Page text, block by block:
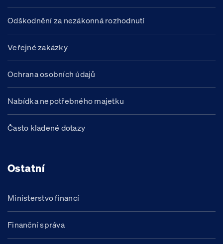
Odškodnění za nezákonná rozhodnutí
Veřejné zakázky
Ochrana osobních údajů
Nabídka nepotřebného majetku
Často kladené dotazy
Ostatní
Ministerstvo financí
Finanční správa